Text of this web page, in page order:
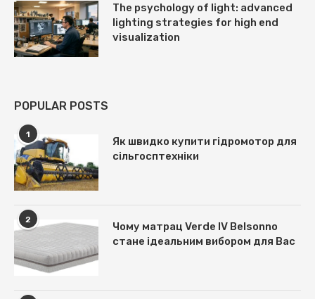
The psychology of light: advanced
lighting strategies for high end
visualization
POPULAR POSTS
1
Як швидко купити гідромотор для
сільгосптехніки
2
Чому матрац Verde IV Belsonno
стане ідеальним вибором для Вас